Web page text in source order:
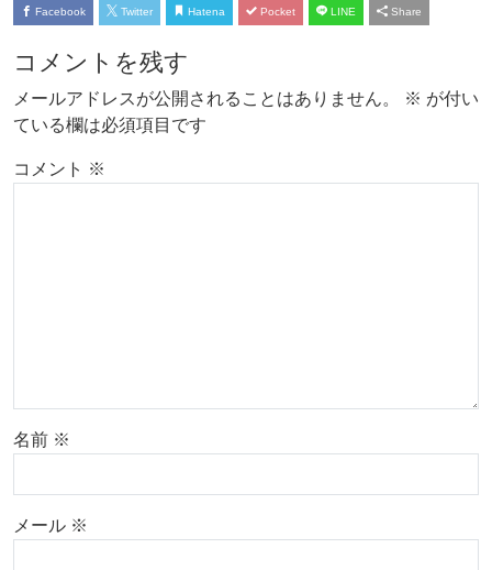
Facebook Twitter Hatena Pocket LINE Share
コメントを残す
メールアドレスが公開されることはありません。 ※ が付い
ている欄は必須項目です
コメント ※
名前 ※
メール ※